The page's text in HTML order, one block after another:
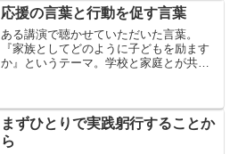
ているのが「WEBデザイン」ビジュア
ル？WEBの機能を計画...
応援の言葉と行動を促す言葉
ある講演で聴かせていただいた言葉。
『家族としてどのように子どもを励ます
か』というテーマ。学校と家庭とが共同
される子育ての部分である。学習や技術
の定着は時間が足りないので...
まずひとりで実践躬行することか
ら